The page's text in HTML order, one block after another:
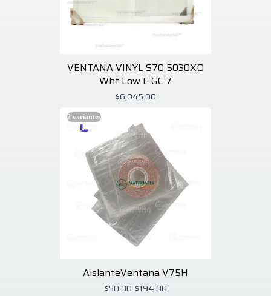
VENTANA VINYL S70 5030XO
Wht Low E GC 7
$6,045.00
2 variantes
AislanteVentana V75H
$50.00-$194.00